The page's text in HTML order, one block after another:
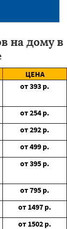
на дому в
ЦЕНА
от393 р.
от254 р.
от292 р.
от499 р.
от395 р.
от795 р.
от 1497 р.
от 1502 р.